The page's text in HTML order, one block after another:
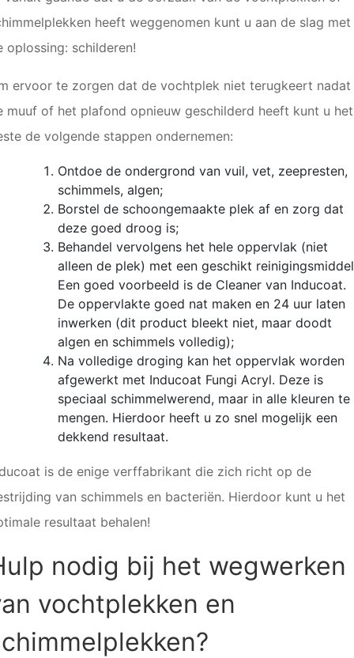
heeft weggenomen kunt u aan de slag met
oplossing: schilderen!
ervoor te zorgen dat de vochtplek niet terugkeert nadat
muuf of het plafond opnieuw geschilderd heeft kunt u het
de volgende stappen ondernemen:
Ontdoe de ondergrond van vuil, vet, zeepresten,
schimmels, algen;
Borstel de schoongemaakte plek af en zorg dat
deze goed droog is;
Behandel vervolgens het hele oppervlak (niet
alleen de plek) met een geschikt
Een goed voorbeeld is de Cleaner van Inducoat.
De oppervlakte goed nat maken en 24 uur laten
inwerken (dit product bleekt niet, maar doodt
algen en schimmels volledig);
Na volledige droging kan het oppervlak worden
afgewerkt met Inducoat Fungi Acryl. Deze is
speciaal schimmelwerend, maar in alle kleuren te
mengen. Hierdoor heeft u zo snel mogelijk een
dekkend resultaat.
is de enige verffabrikant die zich richt op de
van schimmels en bacteriën. Hierdoor kunt u het
resultaat behalen!
nodig bij het wegwerken
vochtplekken en